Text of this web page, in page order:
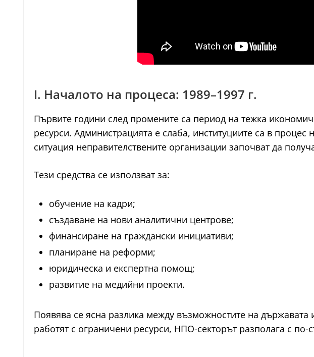
I. Началото на процеса: 1989–1997 г.
Първите години след промените са период на тежка
ресурси. Администрацията е слаба, институциите са в
ситуация неправителствените организации започват да
Тези средства се използват за:
обучение на кадри;
създаване на нови аналитични центрове;
финансиране на граждански инициативи;
планиране на реформи;
юридическа и експертна помощ;
развитие на медийни проекти.
Появява се ясна разлика между възможностите на
работят с ограничени ресурси, НПО-секторът разполага с